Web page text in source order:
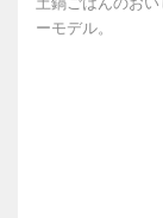
ーモデル。